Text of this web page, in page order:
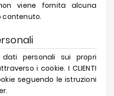
viene fornita alcuna
contenuto.
dati personali sui propri
i cookie. I CLIENTI
seguendo le istruzioni